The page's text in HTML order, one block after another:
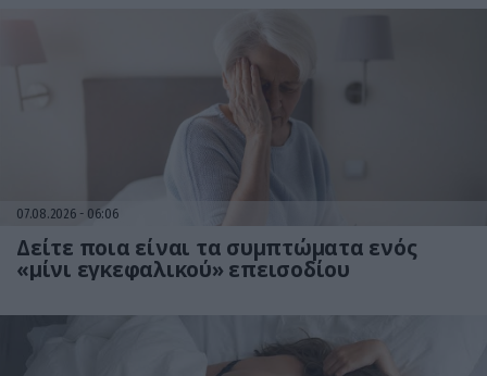
07.08.2026 06:06
Δείτε ποια είναι τα συμπτώματα ενός
«μίνι εγκεφαλικού» επεισοδίου